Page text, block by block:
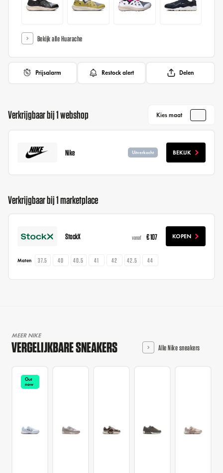
Bekijk alle Huarache
Prijsalarm Restock alert Delen
Verkrijgbaar bij 1 webshop Kies maat
Nike Uitverkocht BEKIJK
Verkrijgbaar bij 1 marketplace
StockX vanaf € 107 KOPEN
Maten 37.5 40 40.5 41 42 42.5 44
MEER NIKE
VERGELIJKBARE SNEAKERS Alle Nike sneakers
Out
now